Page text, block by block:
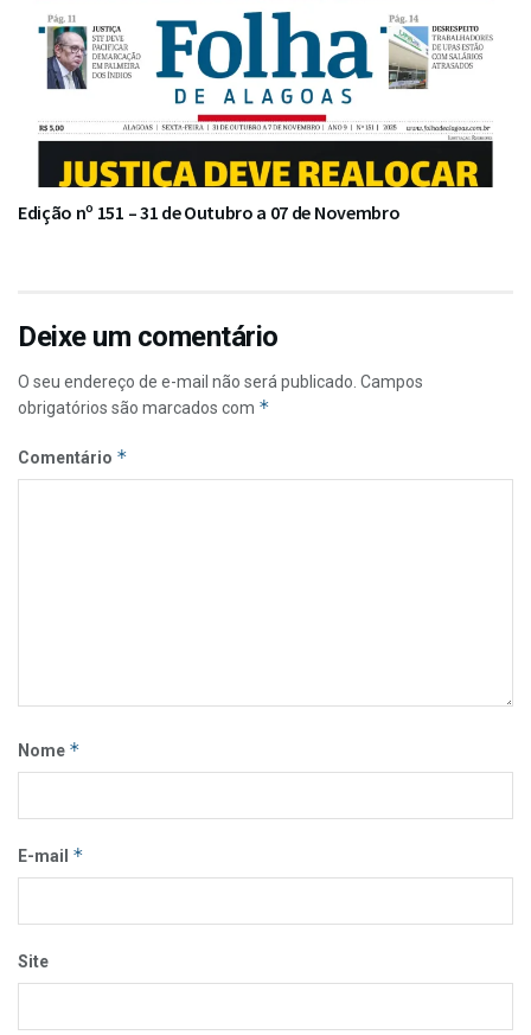
Edição nº 151 – 31 de Outubro a 07 de Novembro
Deixe um comentário
O seu endereço de e-mail não será publicado. Campos
obrigatórios são marcados com *
Comentário *
Nome *
E-mail *
Site